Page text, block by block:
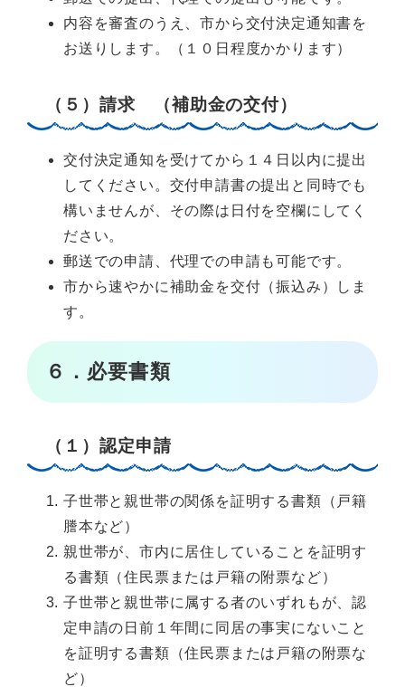
内容を審査のうえ、市から交付決定通知書を
お送りします。（１０日程度かかります）
（５）請求 （補助金の交付）
交付決定通知を受けてから１４日以内に提出
してください。交付申請書の提出と同時でも
構いませんが、その際は日付を空欄にしてく
ださい。
郵送での申請、代理での申請も可能です。
市から速やかに補助金を交付（振込み）しま
す。
６．必要書類
（１）認定申請
子世帯と親世帯の関係を証明する書類（戸籍
謄本など）
親世帯が、市内に居住していることを証明す
る書類（住民票または戸籍の附票など）
子世帯と親世帯に属する者のいずれもが、認
定申請の日前１年間に同居の事実にないこと
を証明する書類（住民票または戸籍の附票な
ど）